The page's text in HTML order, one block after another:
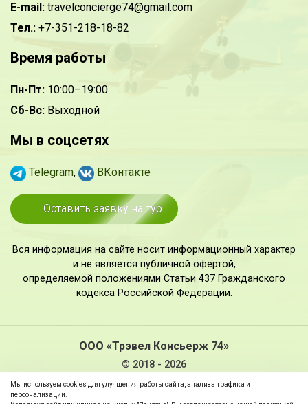
E-mail: travelconcierge74@gmail.com
Тел.: +7-351-218-18-82
Время работы
Пн-Пт: 10:00–19:00
Сб-Вс: Выходной
Мы в соцсетях
Telegram, ВКонтакте
Оставить заявку на тур
Вся информация на сайте носит информационный характер
и не является публичной офертой,
определяемой положениями Статьи 437 Гражданского
кодекса Российской Федерации.
ООО «Трэвел Консьерж 74»
© 2018 - 2026
Политика в отношении обработки персональных
Мы используем cookies для улучшения работы сайта, анализа трафика и
персонализации.